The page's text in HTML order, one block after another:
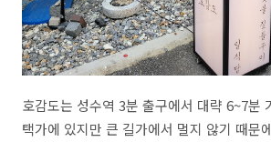
호감도는 성수역 3분 출구에서 대략 6~7분
택가에 있지만 큰 길가에서 멀지 않기 때문